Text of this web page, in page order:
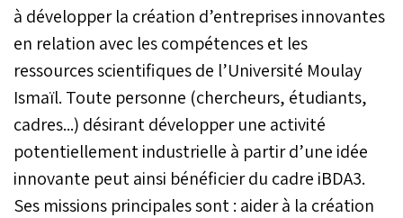
à développer la création d’entreprises innovantes
en relation avec les compétences et les
ressources scientifiques de l’Université Moulay
Ismaïl. Toute personne (chercheurs, étudiants,
cadres...) désirant développer une activité
potentiellement industrielle à partir d’une idée
innovante peut ainsi bénéficier du cadre iBDA3.
Ses missions principales sont : aider à la création